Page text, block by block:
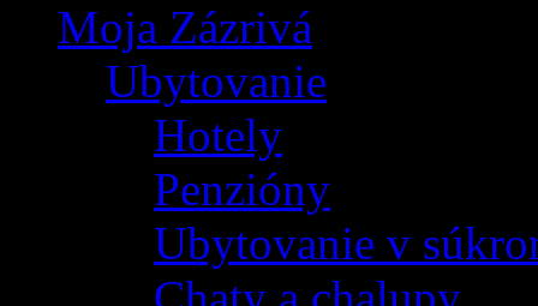
Moja Zázrivá
Ubytovanie
Hotely
Penzióny
Ubytovanie v